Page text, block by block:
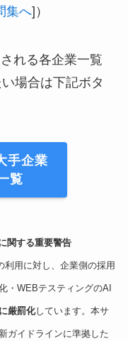
集へ]）
れる各企業一覧
場合は下記ボタ
手企業
覧
関する重要警告
用に対し、企業側の採用
・WEBテスティングのAI
厳罰化しています。本サ
ガイドラインに準拠した